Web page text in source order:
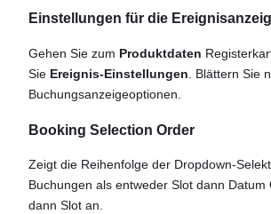
Einstellungen für die
Gehen Sie zum Produktdaten
Sie Ereignis-Einstellungen . Blättern Sie
Buchungsanzeigeoptionen.
Booking Selection Order
Zeigt die Reihenfolge der Dropdown-
Buchungen als entweder Slot dann Datum
dann Slot an.